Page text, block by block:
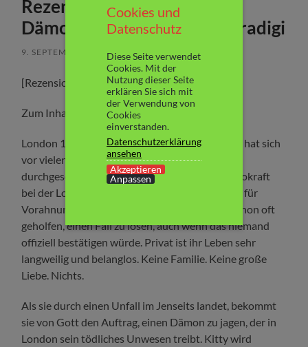
Rezension: „Kitty Carter –
Dämonenkuss“ von Jana Paradigi
9. SEPTEMBER 2022 / KEINE KOMMENTARE
[Rezensionsexemplar]
Zum Inhalt:
London 1862: Die 49jährige ledige Kitty Carter hat sich
vor vielen Jahren gegen ihren Vater Barnabas
durchgesetzt und einen Beruf ergriffen. Als Bürokraft
bei der Londoner Polizei ist ihr geheimes Talent für
Vorahnungen sehr beliebt. Schließlich hat es schon oft
geholfen, einen Fall zu lösen, auch wenn das niemand
offiziell bestätigen würde. Privat ist ihr Leben sehr
langweilig und belanglos. Keine Familie. Keine große
Liebe. Nichts.
Als sie durch einen Unfall im Jenseits landet, bekommt
sie von Gott den Auftrag, einen Dämon zu jagen, der in
London sein tödliches Unwesen treibt. Kitty wird
Cookies und
Datenschutz
Diese Seite verwendet
Cookies. Mit der
Nutzung dieser Seite
erklären Sie sich mit
der Verwendung von
Cookies
einverstanden.
Datenschutzerklärung
ansehen
Akzeptieren
Anpassen